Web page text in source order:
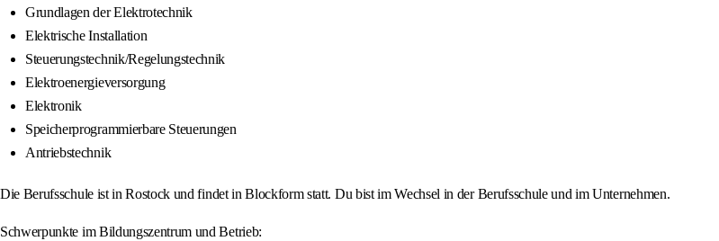
Grundlagen der Elektrotechnik
Elektrische Installation
Steuerungstechnik/Regelungstechnik
Elektroenergieversorgung
Elektronik
Speicherprogrammierbare Steuerungen
Antriebstechnik
Die Berufsschule ist in Rostock und findet in Blockform statt. Du bist im Wechsel in der Berufsschule und im Unternehmen.
Schwerpunkte im Bildungszentrum und Betrieb: